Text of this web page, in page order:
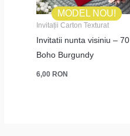
MODEL NOU!
Invitații Carton Texturat
Invitatii nunta visiniu – 70
Boho Burgundy
6,00RON